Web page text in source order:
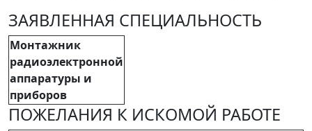
ЗАЯВЛЕННАЯ СПЕЦИАЛЬНОСТЬ
Монтажник
радиоэлектронной
аппаратуры и
приборов
ПОЖЕЛАНИЯ К ИСКОМОЙ РАБОТЕ